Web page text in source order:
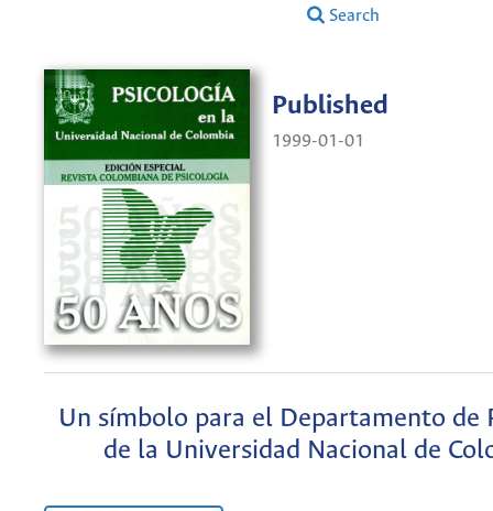
Search
Published
1999-01-01
Un símbolo para el Departamento de
de la Universidad Nacional de